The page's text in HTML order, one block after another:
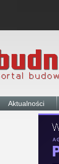
Aktualności